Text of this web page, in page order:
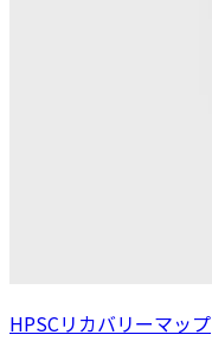
HPSCリカバリーマップ